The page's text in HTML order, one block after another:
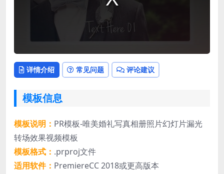
详情介绍 常见问题 评论建议
模板信息
模板说明： PR模板-唯美婚礼写真相册照片幻灯片漏光
转场效果视频模板
模板格式： .prproj文件
适用软件： PremiereCC 2018或更高版本